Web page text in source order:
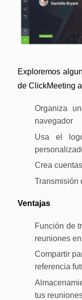
Adquiere
Centro de
Descarga las
Actualizar a
Exploremos
de ClickMeeting
Organiza
navegador
Usa el
Crea
Transmisión
Ventajas
Función de
reuniones
Compartir
referencia
tus